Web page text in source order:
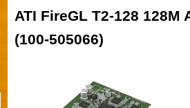
ATI FireGL T2-128 128M
(100-505066)